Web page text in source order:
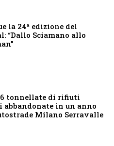
la 24ª edizione del
“Dallo Sciamano allo
tonnellate di rifiuti
abbandonate in un anno
Milano Serravalle